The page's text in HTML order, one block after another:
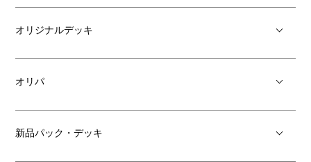
オリジナルデッキ
オリパ
新品パック・デッキ